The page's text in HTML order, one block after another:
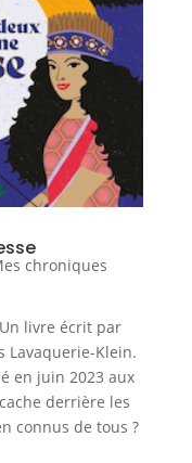
chroniques
livre écrit par
Lavaquerie-Klein.
en juin 2023 aux
derrière les
connus de tous ?